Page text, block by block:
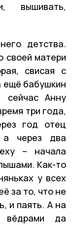
вышивать,
детства.
своей матери
свисая с
ещё бабушкин
сейчас Анну
три года,
год отец
через два
– начала
Как-то
у всех
за то, что не
и паять. А на
вёдрами да